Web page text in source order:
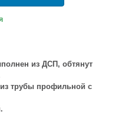
из ДСП, обтянут
из трубы профильной с